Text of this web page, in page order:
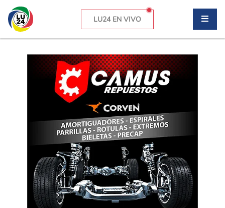
LU24 EN VIVO